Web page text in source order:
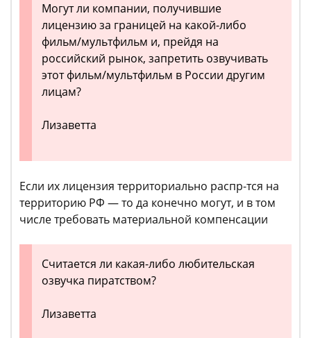
Могут ли компании, получившие
лицензию за границей на какой-либо
фильм/мультфильм и, прейдя на
российский рынок, запретить озвучивать
этот фильм/мультфильм в России другим
лицам?
Лизаветта
Если их лицензия территориально распр-тся на
территорию РФ — то да конечно могут, и в том
числе требовать материальной компенсации
Считается ли какая-либо любительская
озвучка пиратством?
Лизаветта